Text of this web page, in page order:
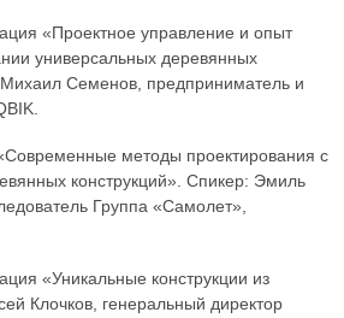
«Проектное управление и опыт
универсальных деревянных
Михаил Семенов, предприниматель и
методы проектирования с
конструкций». Спикер: Эмиль
Группа «Самолет»,
«Уникальные конструкции из
Клочков, генеральный директор